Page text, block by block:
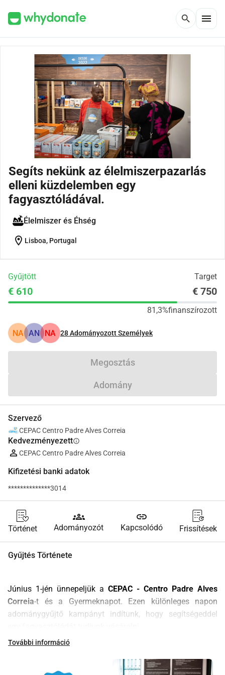
search menu
Segíts nekünk az élelmiszerpazarlás
elleni küzdelemben egy
fagyasztóládával.
Élelmiszer és Éhség
location_on Lisboa, Portugal
Gyűjtött Target
€ 610 € 750
81,3%finanszírozott
NA AN NA 28Adományozott Személyek
Megosztás
Adomány
Szervező
CEPAC Centro Padre Alves Correia
Kedvezményezettinfo
CEPAC Centro Padre Alves Correia
Kifizetési banki adatok
**************3014
Történet
groups
Adományozót
link
Kapcsolódó Frissítések
Gyűjtés Története
Június 1-jén ünnepeljük a CEPAC - Centro Padre Alves
Correia-t és a Gyermeknapot. Ezen különleges napon
adománygyűjtő kampányt indítunk, hogy segítségeddel
Mi egy olyan IPSS
jólétével. Ahhoz, hogy támogassuk az évente hozzánk
További információ